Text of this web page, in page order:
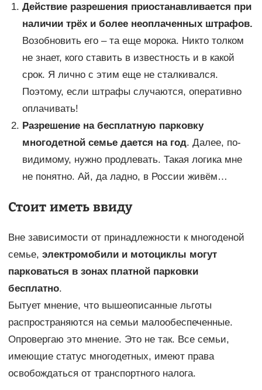
Действие разрешения приостанавливается при
наличии трёх и более неоплаченных штрафов.
Возобновить его – та еще морока. Никто толком
не знает, кого ставить в известность и в какой
срок. Я лично с этим еще не сталкивался.
Поэтому, если штрафы случаются, оперативно
оплачивать!
Разрешение на бесплатную парковку
многодетной семье дается на год. Далее, по-
видимому, нужно продлевать. Такая логика мне
не понятно. Ай, да ладно, в России живём…
Стоит иметь ввиду
Вне зависимости от принадлежности к многоденой
семье, электромобили и мотоциклы могут
парковаться в зонах платной парковки
бесплатно.
Бытует мнение, что вышеописанные льготы
распространяются на семьи малообеспеченные.
Опровергаю это мнение. Это не так. Все семьи,
имеющие статус многодетных, имеют права
освобождаться от транспортного налога.